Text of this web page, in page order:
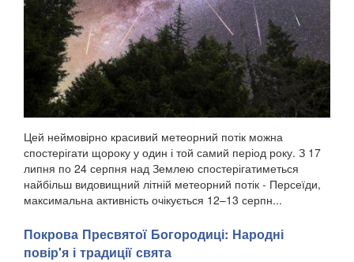
Цей неймовірно красивий метеорний потік можна
спостерігати щороку у один і той самий період року. З 17
липня по 24 серпня над Землею спостерігатиметься
найбільш видовищний літній метеорний потік - Персеїди,
максимальна активність очікується 12–13 серпн...
Покрова Пресвятої Богородиці: Народні
повір'я і традиції свята